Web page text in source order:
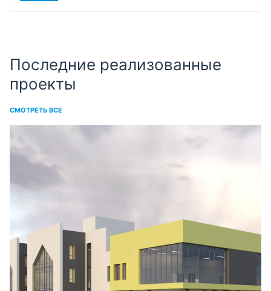
Последние реализованные
проекты
СМОТРЕТЬ ВСЕ